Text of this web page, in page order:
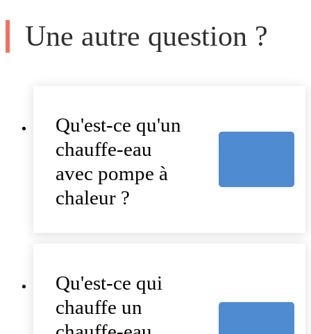
Une autre question ?
Qu'est-ce qu'un
chauffe-eau
avec pompe à
chaleur ?
Qu'est-ce qui
chauffe un